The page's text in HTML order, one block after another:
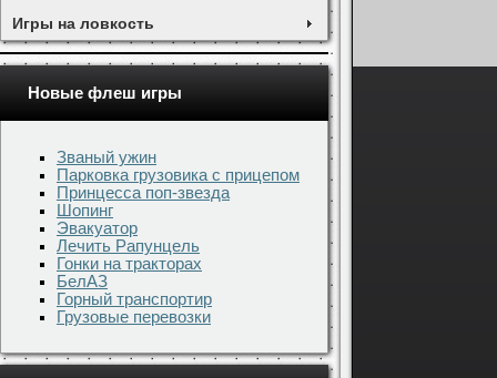
Игры на ловкость
Новые флеш игры
Званый ужин
Парковка грузовика с прицепом
Принцесса поп-звезда
Шопинг
Эвакуатор
Лечить Рапунцель
Гонки на тракторах
БелАЗ
Горный транспортир
Грузовые перевозки